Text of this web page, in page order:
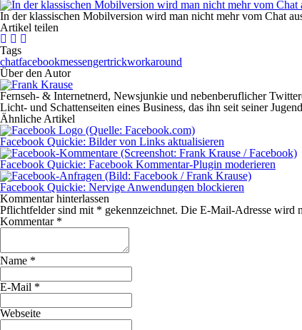
In der klassischen Mobilversion wird man nicht mehr vom Chat
Artikel teilen
Tags
chatfacebookmessengertrickworkaround
Über den Autor
Fernseh- & Internetnerd, Newsjunkie und nebenberuflicher
Licht- und Schattenseiten eines Business, das ihn seit seiner
Ähnliche Artikel
Facebook Quickie: Bilder von Links aktualisieren
Facebook Quickie: Facebook Kommentar-Plugin moderieren
Facebook Quickie: Nervige Anwendungen blockieren
Kommentar hinterlassen
Pflichtfelder sind mit * gekennzeichnet. Die E-Mail-Adresse wird
Kommentar *
Name *
E-Mail *
Webseite